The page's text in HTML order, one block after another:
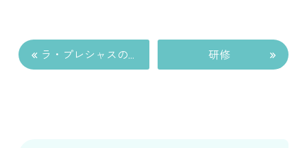
« ラ・プレシャスのセミナー 研修 »